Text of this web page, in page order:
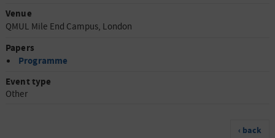
Venue
QMUL Mile End Campus, London
Papers
Programme
Event type
Other
‹ back